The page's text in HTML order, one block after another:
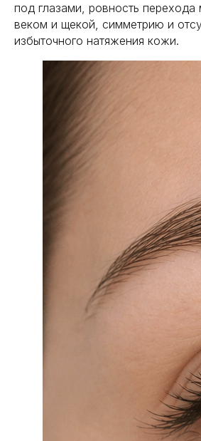
под глазами, ровность
веком и щекой, симметрию и
избыточного натяжения кожи.